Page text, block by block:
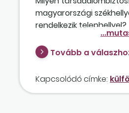
magyarországi
rendelkezik telephellyel?
Tovább a
Kapcsolódó címke: